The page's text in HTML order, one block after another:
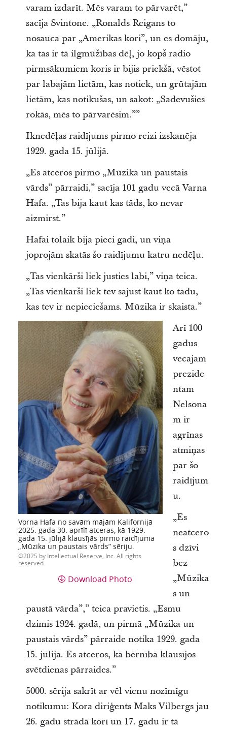
varam izdarīt. Mēs varam to pārvarēt,”
sacīja Svintone. „Ronalds Reigans to
nosauca par „Amerikas kori”, un es domāju,
ka tas ir tā ilgmūžības dēļ, jo kopš radio
pirmsākumiem koris ir bijis priekšā, vēstot
par labajām lietām, kas notiek, un grūtajām
lietām, kas notikušas, un sakot: „Sadevušies
rokās, mēs to pārvarēsim.””
Iknedēļas raidījums pirmo reizi izskanēja
1929. gada 15. jūlijā.
„Es atceros pirmo „Mūzika un paustais
vārds” pārraidi,” sacīja 101 gadu vecā Varna
Hafa. „Tas bija kaut kas tāds, ko nevar
aizmirst.”
Hafai tolaik bija pieci gadi, un viņa
joprojām skatās šo raidījumu katru nedēļu.
„Tas vienkārši liek justies labi,” viņa teica.
„Tas vienkārši liek tev sajust kaut ko tādu,
kas tev ir nepieciešams. Mūzika ir skaista.”
Vorna Hafa no savām mājām Kalifornijā
2025. gada 30. aprīlī atceras, kā 1929.
gada 15. jūlijā klausījās pirmo raidījuma
„Mūzika un paustais vārds” sēriju.
2025 by Intellectual Reserve, Inc. All rights
reserved.
Download Photo
Arī 100
gadus
vecajam
prezide
ntam
Nelsona
m ir
agrīnas
atmiņas
par šo
raidījum
u.
„Es
neatcero
s dzīvi
bez
„Mūzika
s un
paustā vārda”,” teica pravietis. „Esmu
dzimis 1924. gadā, un pirmā „Mūzika un
paustais vārds” pārraide notika 1929. gada
15. jūlijā. Es atceros, kā bērnībā klausījos
svētdienas pārraides.”
5000. sērija sakrīt ar vēl vienu nozīmīgu
notikumu: Kora diriģents Maks Vilbergs jau
26. gadu strādā korī un 17. gadu ir tā